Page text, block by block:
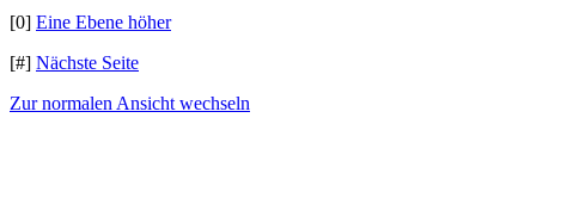
[0] Eine Ebene höher
[#] Nächste Seite
Zur normalen Ansicht wechseln